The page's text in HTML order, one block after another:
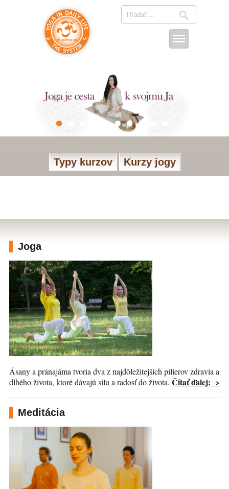
Typy kurzov Kurzy jogy
Joga
Ásany a pránajáma tvoria dva z najdôležitejších pilierov zdravia a
dlhého života, ktoré dávajú silu a radosť do života. Čítať ďalej: >
Meditácia